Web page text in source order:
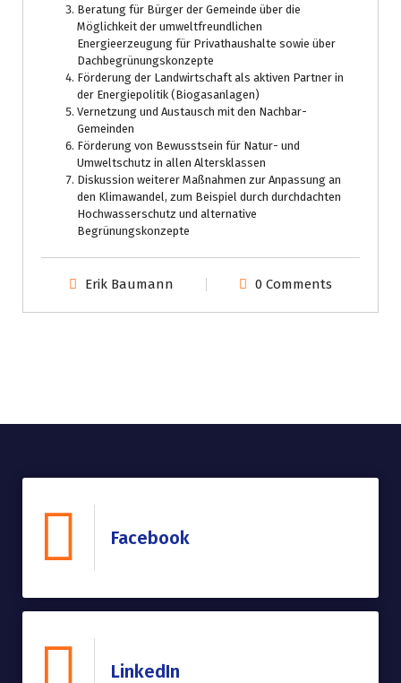
Beratung für Bürger der Gemeinde über die
Möglichkeit der umweltfreundlichen
Energieerzeugung für Privathaushalte sowie über
Dachbegrünungskonzepte
Förderung der Landwirtschaft als aktiven Partner in
der Energiepolitik (Biogasanlagen)
Vernetzung und Austausch mit den Nachbar-
Gemeinden
Förderung von Bewusstsein für Natur- und
Umweltschutz in allen Altersklassen
Diskussion weiterer Maßnahmen zur Anpassung an
den Klimawandel, zum Beispiel durch durchdachten
Hochwasserschutz und alternative
Begrünungskonzepte
Erik Baumann 0 Comments
Facebook
LinkedIn